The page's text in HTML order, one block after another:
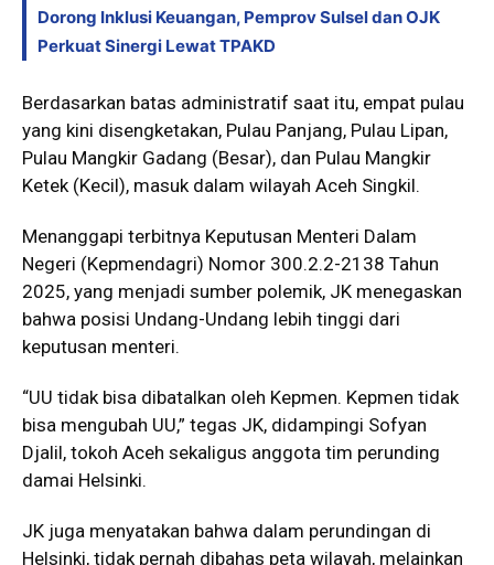
Dorong Inklusi Keuangan, Pemprov Sulsel dan OJK
Perkuat Sinergi Lewat TPAKD
Berdasarkan batas administratif saat itu, empat pulau
yang kini disengketakan, Pulau Panjang, Pulau Lipan,
Pulau Mangkir Gadang (Besar), dan Pulau Mangkir
Ketek (Kecil), masuk dalam wilayah Aceh Singkil.
Menanggapi terbitnya Keputusan Menteri Dalam
Negeri (Kepmendagri) Nomor 300.2.2-2138 Tahun
2025, yang menjadi sumber polemik, JK menegaskan
bahwa posisi Undang-Undang lebih tinggi dari
keputusan menteri.
“UU tidak bisa dibatalkan oleh Kepmen. Kepmen tidak
bisa mengubah UU,” tegas JK, didampingi Sofyan
Djalil, tokoh Aceh sekaligus anggota tim perunding
damai Helsinki.
JK juga menyatakan bahwa dalam perundingan di
Helsinki, tidak pernah dibahas peta wilayah, melainkan